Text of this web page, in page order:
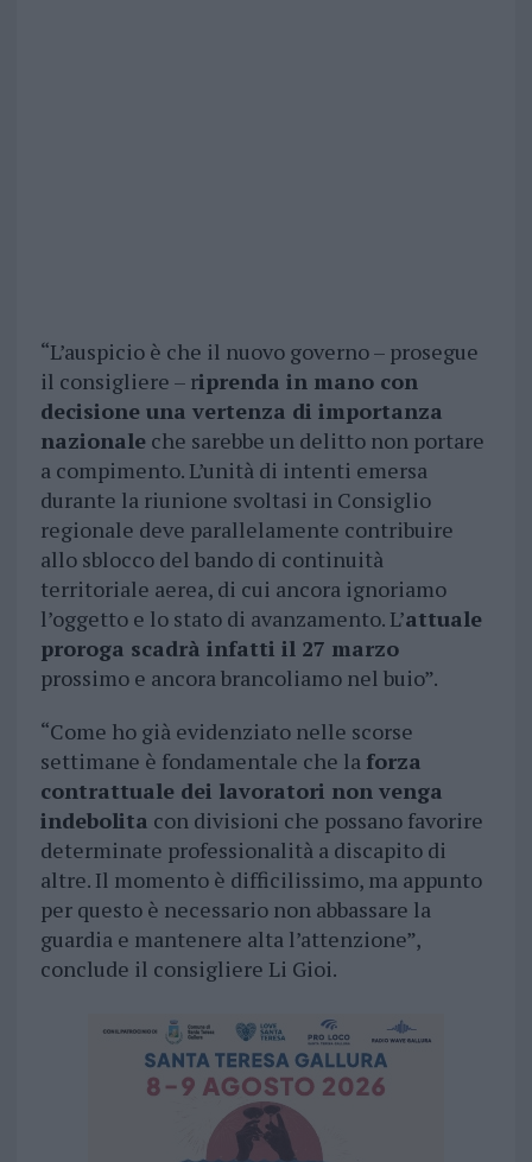
“L’auspicio è che il nuovo governo – prosegue
il consigliere – riprenda in mano con
decisione una vertenza di importanza
nazionaleche sarebbe un delitto non portare
a compimento. L’unità di intenti emersa
durante la riunione svoltasi in Consiglio
regionale deve parallelamente contribuire
allo sblocco del bando di continuità
territoriale aerea, di cui ancora ignoriamo
l’oggetto e lo stato di avanzamento. L’attuale
proroga scadrà infatti il 27 marzo
prossimo e ancora brancoliamo nel buio”.
“Come ho già evidenziato nelle scorse
settimane è fondamentale che la forza
contrattuale dei lavoratori non venga
indebolita con divisioni che possano favorire
determinate professionalità a discapito di
altre. Il momento è difficilissimo, ma appunto
per questo è necessario non abbassare la
guardia e mantenere alta l’attenzione”,
conclude il consigliere Li Gioi.